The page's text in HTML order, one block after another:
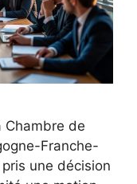
Chambre de
Franche-
une décision